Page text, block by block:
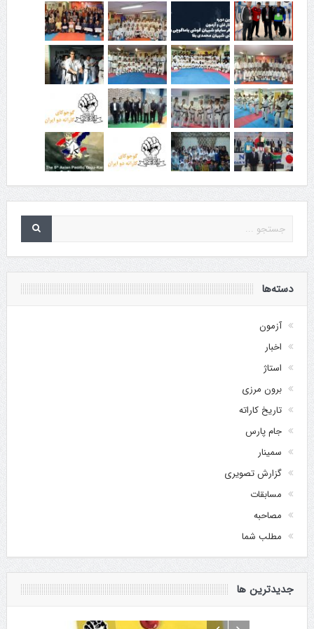
دسته‌ها
آزمون
اخبار
استاژ
برون مرزی
تاریخ کاراته
جام پارس
سمینار
گزارش تصویری
مسابقات
مصاحبه
مطلب شما
جدیدترین ها